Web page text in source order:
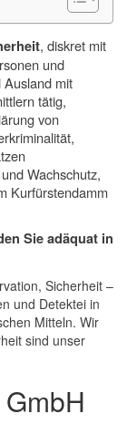
, diskret mit
und
mit
tätig,
von
,
Wachschutz,
Kurfürstendamm
Sie adäquat in
Sicherheit –
und Detektei in
Mitteln. Wir
sind unser